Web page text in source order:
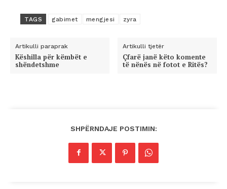
TAGS gabimet mengjesi zyra
Artikulli paraprak
Këshilla për këmbët e
shëndetshme
Artikulli tjetër
Çfarë janë këto komente
të nënës në fotot e Ritës?
SHPËRNDAJE POSTIMIN: